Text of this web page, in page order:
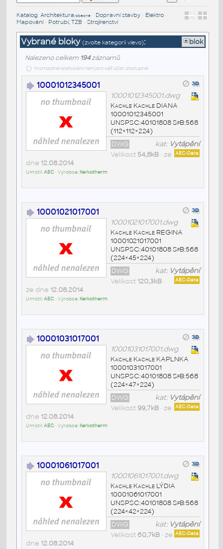
Katalog: Architektura/obecné• Dopravní stavby• Elektro•
Mapování• Potrubí, TZB • Strojírenství
Vybrané bloky (zvolte kategorii vlevo): blok
Nalezeno celkem 194záznamů
hromadné stahování není pro váš účet dostupné
10001012345001
10001012345001.dwg
Kachle Kachle DIANA
10001012345001
UNSPSC:40101808 SfB:568
(112×112×224)
kat: Vytápění
DWG
AEC-Data
Velikost 54,8kB• ze
dne 12.08.2014
Umístil:AEC• Výrobce: Kerkotherm
10001021017001
10001021017001.dwg
Kachle Kachle REGINA
10001021017001
UNSPSC:40101808 SfB:568
(224×45×224)
kat: Vytápění
DWG
AEC-Data
Velikost 120,3kB•
ze dne 12.08.2014
Umístil:AEC• Výrobce: Kerkotherm
10001031017001
10001031017001.dwg
Kachle Kachle KAPLNKA
10001031017001
UNSPSC:40101808 SfB:568
(224×47×224)
kat: Vytápění
DWG
AEC-Data
Velikost 99,7kB• ze
dne 12.08.2014
Umístil:AEC• Výrobce: Kerkotherm
10001061017001
10001061017001.dwg
Kachle Kachle LÝDIA
10001061017001
UNSPSC:40101808 SfB:568
(224×42×224)
kat: Vytápění
DWG
AEC-Data
Velikost 60,7kB• ze
dne 12.08.2014